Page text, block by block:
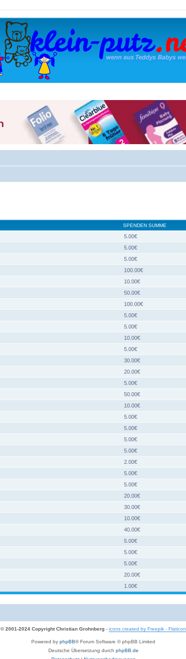
SPENDEN SUMME
5.00€
5.00€
5.00€
100.00€
10.00€
50.00€
100.00€
5.00€
5.00€
10.00€
5.00€
30.00€
20.00€
5.00€
50.00€
10.00€
5.00€
5.00€
5.00€
5.00€
2.00€
5.00€
5.00€
20.00€
30.00€
10.00€
40.00€
5.00€
5.00€
5.00€
20.00€
1.00€
© 2001-2024 Copyright Christian Grohnberg - icons created by Freepik - Flaticon
Powered by phpBB® Forum Software © phpBB Limited
Deutsche Übersetzung durch phpBB.de